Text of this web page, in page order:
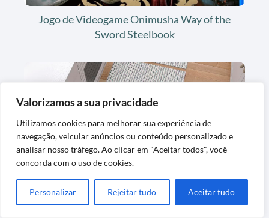
Valorizamos a sua privacidade
Utilizamos cookies para melhorar sua experiência de
navegação, veicular anúncios ou conteúdo personalizado e
analisar nosso tráfego. Ao clicar em "Aceitar todos", você
concorda com o uso de cookies.
Personalizar Rejeitar tudo Aceitar tudo
Jogo de Videogame Onimusha Way of the
Sword Steelbook
Tapete Kit de Cozinha Antiderrapante
Artesanal em Algodão